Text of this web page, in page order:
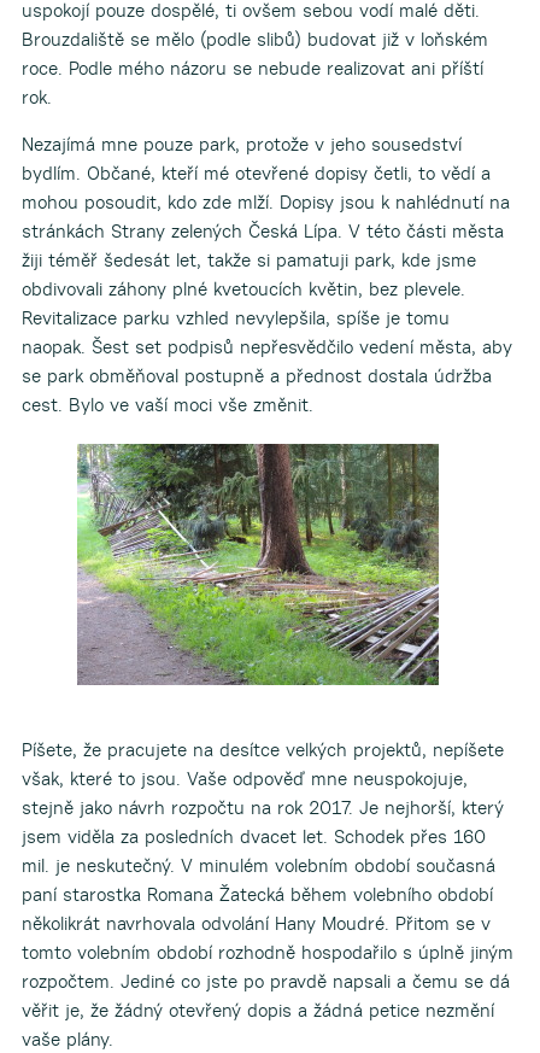
uspokojí pouze dospělé, ti ovšem sebou vodí malé děti.
Brouzdaliště se mělo (podle slibů) budovat již v loňském
roce. Podle mého názoru se nebude realizovat ani příští
rok.
Nezajímá mne pouze park, protože v jeho sousedství
bydlím. Občané, kteří mé otevřené dopisy četli, to vědí a
mohou posoudit, kdo zde mlží. Dopisy jsou k nahlédnutí na
stránkách Strany zelených Česká Lípa. V této části města
žiji téměř šedesát let, takže si pamatuji park, kde jsme
obdivovali záhony plné kvetoucích květin, bez plevele.
Revitalizace parku vzhled nevylepšila, spíše je tomu
naopak. Šest set podpisů nepřesvědčilo vedení města, aby
se park obměňoval postupně a přednost dostala údržba
cest. Bylo ve vaší moci vše změnit.
Píšete, že pracujete na desítce velkých projektů, nepíšete
však, které to jsou. Vaše odpověď mne neuspokojuje,
stejně jako návrh rozpočtu na rok 2017. Je nejhorší, který
jsem viděla za posledních dvacet let. Schodek přes 160
mil. je neskutečný. V minulém volebním období současná
paní starostka Romana Žatecká během volebního období
několikrát navrhovala odvolání Hany Moudré. Přitom se v
tomto volebním období rozhodně hospodařilo s úplně jiným
rozpočtem. Jediné co jste po pravdě napsali a čemu se dá
věřit je, že žádný otevřený dopis a žádná petice nezmění
vaše plány.